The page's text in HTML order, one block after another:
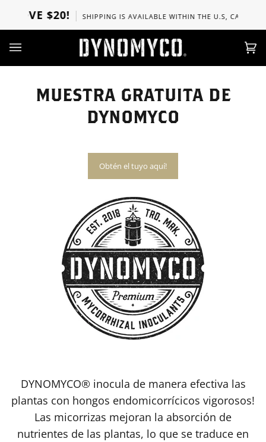
content
$20! SHIPPING IS AVAILABLE WITHIN THE U.S, CANADA,
MUESTRA GRATUITA DE
DYNOMYCO
Obtén el tuyo aquí!
DYNOMYCO® inocula de manera efectiva las
plantas con hongos endomicorrícicos vigorosos!
Las micorrizas mejoran la absorción de
nutrientes de las plantas, lo que se traduce en